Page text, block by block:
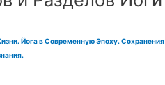
Йога в Современную Эпоху. Сохранения